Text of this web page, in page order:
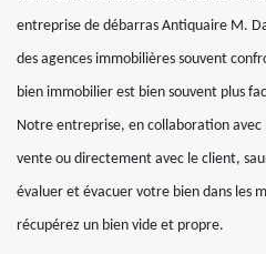
entreprise de débarras Antiquaire M.
des agences immobilières souvent
bien immobilier est bien souvent plus
Notre entreprise, en collaboration avec
vente ou directement avec le client,
évaluer et évacuer votre bien dans les
récupérez un bien vide et propre.